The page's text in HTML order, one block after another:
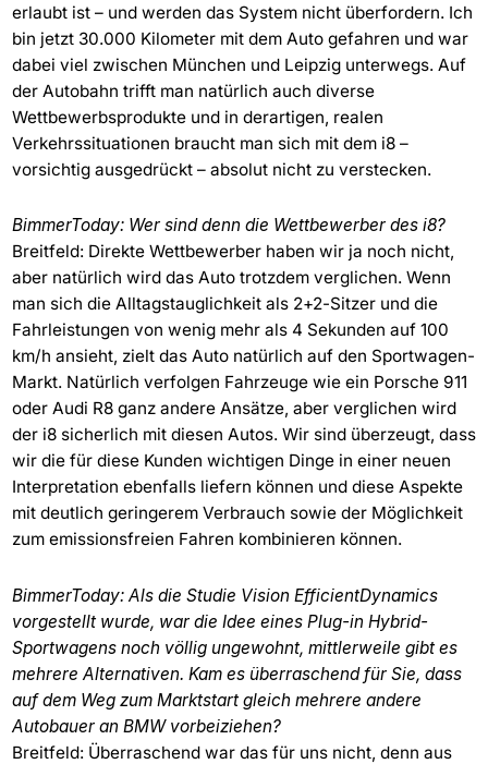
erlaubt ist – und werden das System nicht überfordern. Ich
bin jetzt 30.000 Kilometer mit dem Auto gefahren und war
dabei viel zwischen München und Leipzig unterwegs. Auf
der Autobahn trifft man natürlich auch diverse
Wettbewerbsprodukte und in derartigen, realen
Verkehrssituationen braucht man sich mit dem i8 –
vorsichtig ausgedrückt – absolut nicht zu verstecken.
BimmerToday: Wer sind denn die Wettbewerber des i8?
Breitfeld: Direkte Wettbewerber haben wir ja noch nicht,
aber natürlich wird das Auto trotzdem verglichen. Wenn
man sich die Alltagstauglichkeit als 2+2-Sitzer und die
Fahrleistungen von wenig mehr als 4 Sekunden auf 100
km/h ansieht, zielt das Auto natürlich auf den Sportwagen-
Markt. Natürlich verfolgen Fahrzeuge wie ein Porsche 911
oder Audi R8 ganz andere Ansätze, aber verglichen wird
der i8 sicherlich mit diesen Autos. Wir sind überzeugt, dass
wir die für diese Kunden wichtigen Dinge in einer neuen
Interpretation ebenfalls liefern können und diese Aspekte
mit deutlich geringerem Verbrauch sowie der Möglichkeit
zum emissionsfreien Fahren kombinieren können.
BimmerToday: Als die Studie Vision EfficientDynamics
vorgestellt wurde, war die Idee eines Plug-in Hybrid-
Sportwagens noch völlig ungewohnt, mittlerweile gibt es
mehrere Alternativen. Kam es überraschend für Sie, dass
auf dem Weg zum Marktstart gleich mehrere andere
Autobauer an BMW vorbeiziehen?
Breitfeld: Überraschend war das für uns nicht, denn aus